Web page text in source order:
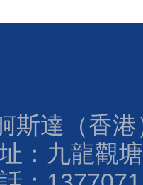
斯達（香
：九龍觀